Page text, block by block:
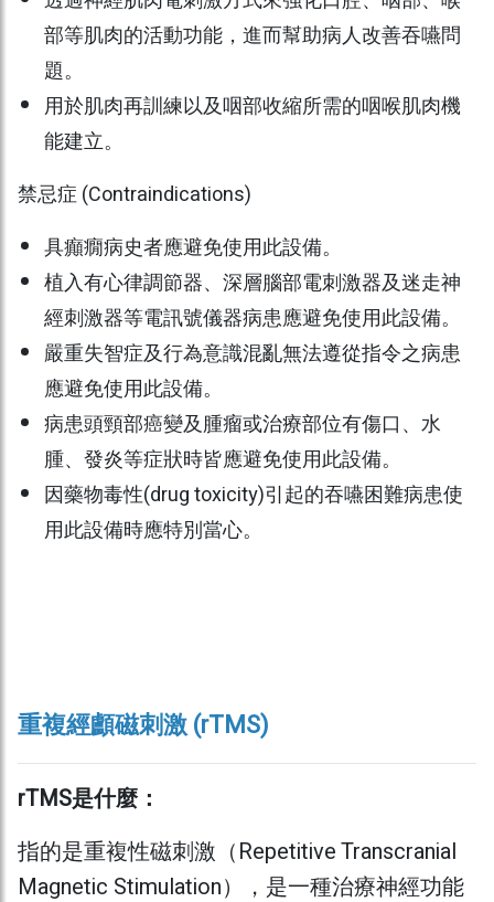
部等肌肉的活動功能，進而幫助病人改善吞嚥問
題。
用於肌肉再訓練以及咽部收縮所需的咽喉肌肉機
能建立。
禁忌症 (Contraindications)
具癲癇病史者應避免使用此設備。
植入有心律調節器、深層腦部電刺激器及迷走神
經刺激器等電訊號儀器病患應避免使用此設備。
嚴重失智症及行為意識混亂無法遵從指令之病患
應避免使用此設備。
病患頭頸部癌變及腫瘤或治療部位有傷口、水
腫、發炎等症狀時皆應避免使用此設備。
因藥物毒性(drug toxicity)引起的吞嚥困難病患使
用此設備時應特別當心。
重複經顱磁刺激 (rTMS)
rTMS是什麼：
指的是重複性磁刺激（Repetitive Transcranial
Magnetic Stimulation），是一種治療神經功能